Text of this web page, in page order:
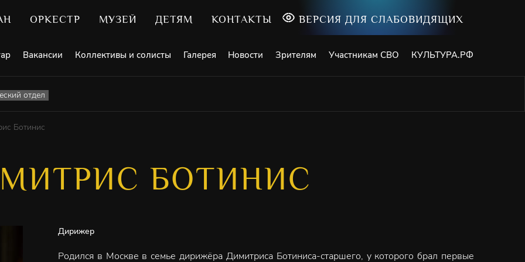
ОРКЕСТР МУЗЕЙ ДЕТЯМ КОНТАКТЫ ВЕРСИЯ ДЛЯ СЛАБОВИДЯЩИХ
Вакансии Коллективы и солисты Галерея Новости Зрителям Участникам СВО КУЛЬТУРА.РФ
отдел
Ботинис
БОТИНИС
Дирижер
Родился в Москве в семье дирижёра Димитриса Ботиниса-старшего, у которого брал первые